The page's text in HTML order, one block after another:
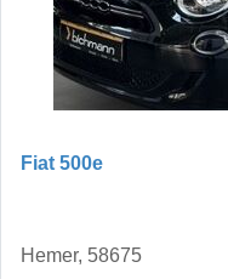
Fiat 500e
Hemer, 58675